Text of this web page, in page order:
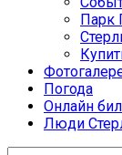
Парк
Погода
Онлайн
Люди